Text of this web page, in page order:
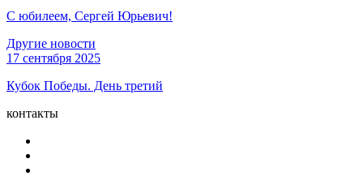
С юбилеем, Сергей Юрьевич!
Другие новости
17 сентября 2025
Кубок Победы. День третий
контакты